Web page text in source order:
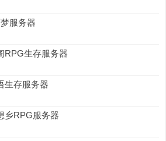
服务器
RPG生存服务器
生存服务器
乡RPG服务器